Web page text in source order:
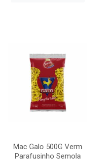
Mac Galo 500G Verm
Parafusinho Semola